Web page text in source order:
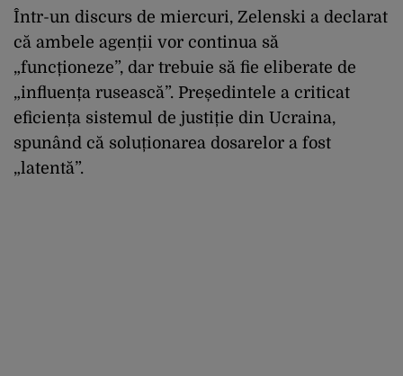
Într-un discurs de miercuri, Zelenski a declarat
că ambele agenții vor continua să
„funcționeze”, dar trebuie să fie eliberate de
„influența rusească”. Președintele a criticat
eficiența sistemul de justiție din Ucraina,
spunând că soluționarea dosarelor a fost
„latentă”.